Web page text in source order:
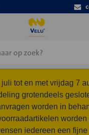
tot en met vrijdag 7
grotendeels
worden in
worden
iedereen een fijne